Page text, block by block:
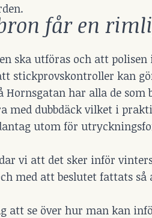
får en
ska utföras och att
stickprovskontroller kan
Hornsgatan har alla de
med dubbdäck vilket i
utom för
vi att det sker inför
med att beslutet fattats
att se över hur man kan